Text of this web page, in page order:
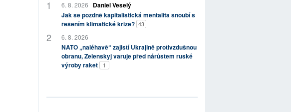
6. 8. 2026
Daniel Veselý
Jak se pozdně kapitalistická mentalita snoubí s
řešením klimatické krize? 43
6. 8. 2026
NATO „naléhavě“ zajistí Ukrajině protivzdušnou
obranu, Zelenskyj varuje před nárůstem ruské
výroby raket
1